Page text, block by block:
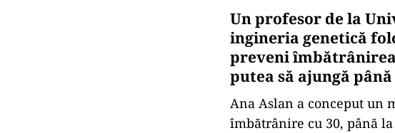
Un profesor de la
ingineria genetică
preveni
putea să ajungă
Ana Aslan a conceput un
îmbătrânire cu 30, până